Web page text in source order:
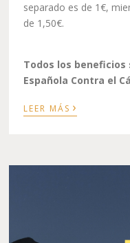
separado es de 1€,
de 1,50€.
Todos los
Española Contra el
LEER MÁS ›